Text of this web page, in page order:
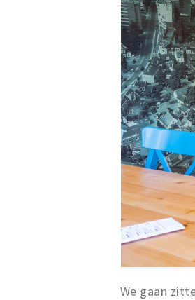
We gaan